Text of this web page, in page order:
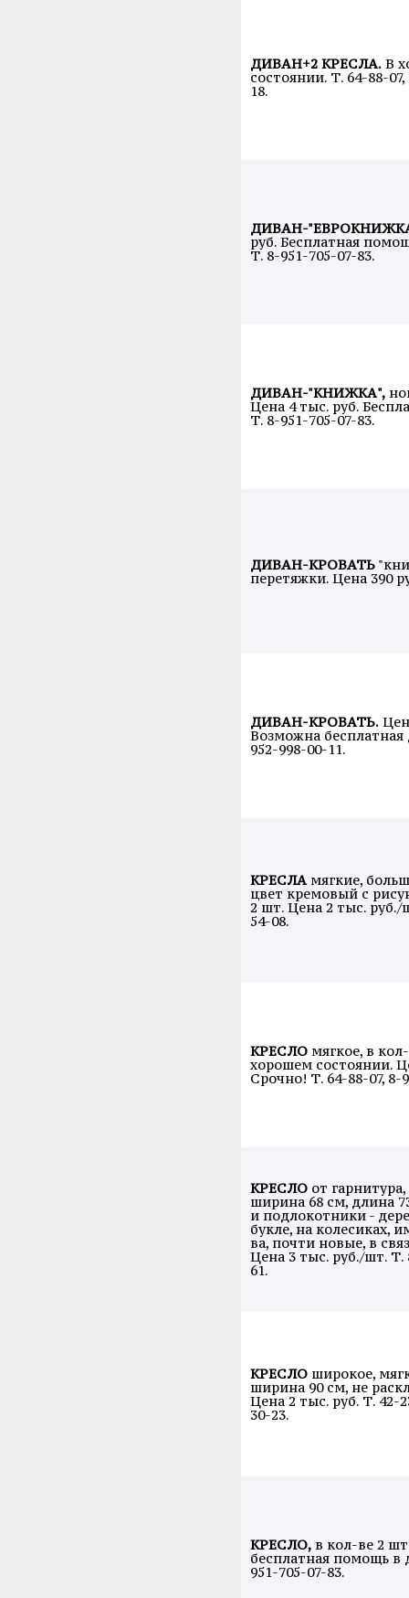
ДИВАН+2 КРЕСЛА. В
состоянии. Т. 64-88-
18.
ДИВАН-
руб. Бесплатная
Т. 8-951-705-07-83.
ДИВАН-"КНИЖКА",
Цена 4 тыс. руб.
Т. 8-951-705-07-83.
ДИВАН-КРОВАТЬ
перетяжки. Цена 390
ДИВАН-КРОВАТЬ.
Возможна бесплатная
952-998-00-11.
КРЕСЛА мягкие,
цвет кремовый с
2 шт. Цена 2 тыс. руб./
54-08.
КРЕСЛО мягкое, в
хорошем состоянии.
Срочно! Т. 64-88-07, 8-
КРЕСЛО от
ширина 68 см, длина
и подлокотники -
букле, на колесиках,
ва, почти новые, в
Цена 3 тыс. руб./шт. Т.
61.
КРЕСЛО широкое,
ширина 90 см, не
Цена 2 тыс. руб. Т. 42-
30-23.
КРЕСЛО, в кол-ве 2
бесплатная помощь в
951-705-07-83.